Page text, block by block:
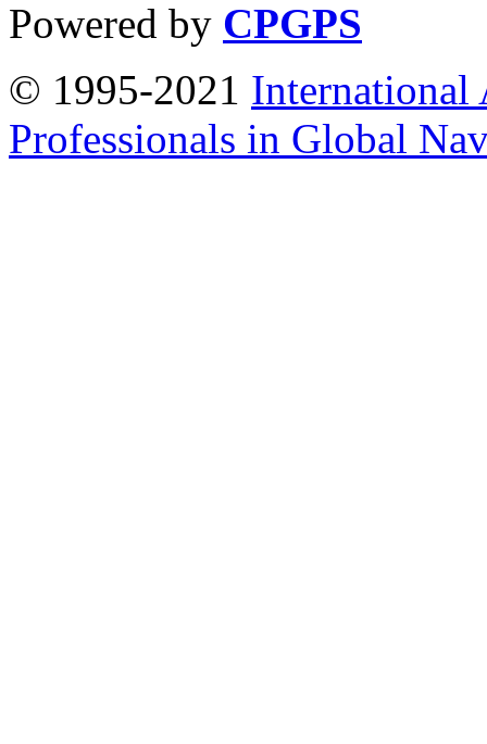
Powered by CPGPS
© 1995-2021 International
Professionals in Global